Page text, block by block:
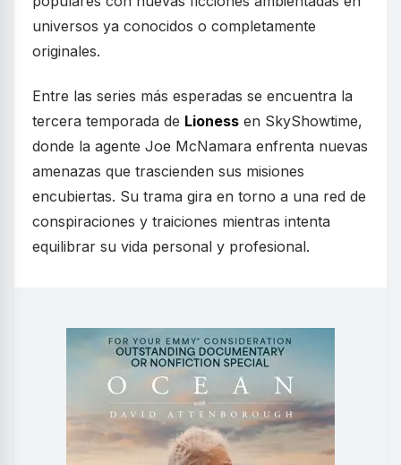
universos ya conocidos o completamente
originales.
Entre las series más esperadas se encuentra la
tercera temporada de Lioness en SkyShowtime,
donde la agente Joe McNamara enfrenta nuevas
amenazas que trascienden sus misiones
encubiertas. Su trama gira en torno a una red de
conspiraciones y traiciones mientras intenta
equilibrar su vida personal y profesional.